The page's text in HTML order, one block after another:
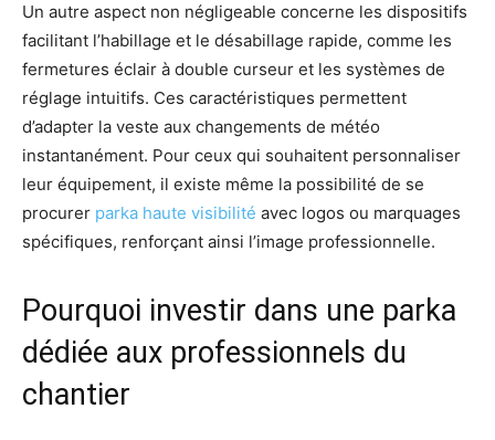
Un autre aspect non négligeable concerne les dispositifs
facilitant l’habillage et le désabillage rapide, comme les
fermetures éclair à double curseur et les systèmes de
réglage intuitifs. Ces caractéristiques permettent
d’adapter la veste aux changements de météo
instantanément. Pour ceux qui souhaitent personnaliser
leur équipement, il existe même la possibilité de se
procurer parka haute visibilité avec logos ou marquages
spécifiques, renforçant ainsi l’image professionnelle.
Pourquoi investir dans une parka
dédiée aux professionnels du
chantier